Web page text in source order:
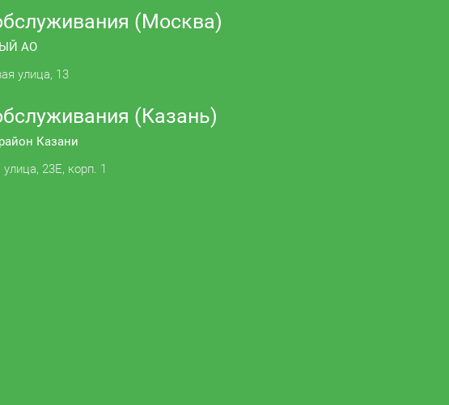
(Москва)
АО
улица, 13
(Казань)
Казани
23Е, корп. 1